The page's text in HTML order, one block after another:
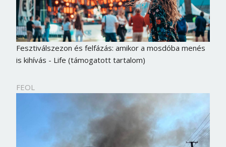
Fesztiválszezon és felfázás: amikor a mosdóba menés
is kihívás - Life (támogatott tartalom)
FEOL